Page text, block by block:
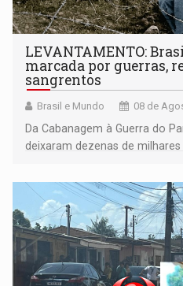
LEVANTAMENTO:
marcada por guerras,
sangrentos
Brasil e Mundo 08 de
Da Cabanagem à Guerra do
deixaram dezenas de
territoriais e sociais